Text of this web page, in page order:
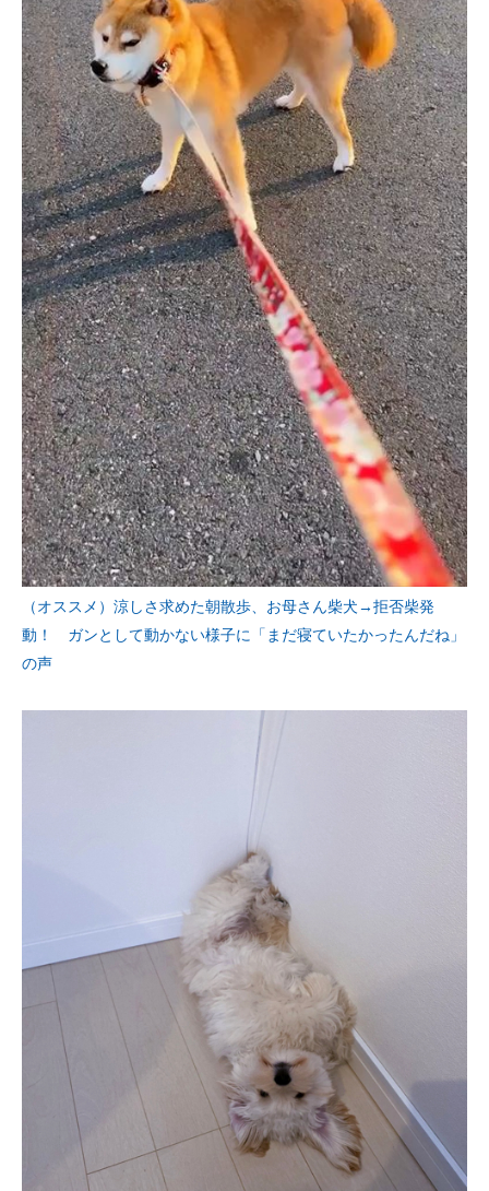
（オススメ）涼しさ求めた朝散歩、お母さん柴犬→拒否柴発
動！ ガンとして動かない様子に「まだ寝ていたかったんだね」
の声